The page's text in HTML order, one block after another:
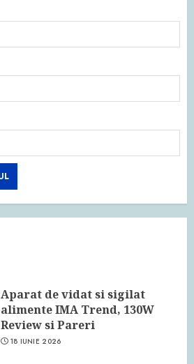
Aparat de vidat si sigilat
alimente IMA Trend, 130W
Review si Pareri
18 IUNIE 2026